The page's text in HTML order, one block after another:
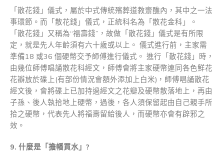
「散花錢」儀式，屬於中式傳統殯葬道教齋醮內，其中之一法
事環節。而「散花錢」儀式，正統科名為「散花金科」。
「散花錢」又稱為“福壽錢”，故做「散花錢」儀式是有所限
定，就是先人年齡須有六十歲或以上。 儀式進行前，主家需
準備18 或36 個硬幣交予師傅進行儀式。 進行「散花錢」時，
由幾位師傅唱誦散花科經文，師傅會將主家硬幣連同各色鮮花
花瓣放於碟上(有部份情況會額外添加上白米)，師傅唱誦散花
經文後，會將碟上已加持過經文之花瓣及硬幣散落地上，再由
子孫、後人執拾地上硬幣，過後，各人須保留起由自己親手所
拾之硬幣，代表先人將福壽留給後人，而硬幣亦會有辟邪之
效。
9. 什麼是「擔幡買水」 ?